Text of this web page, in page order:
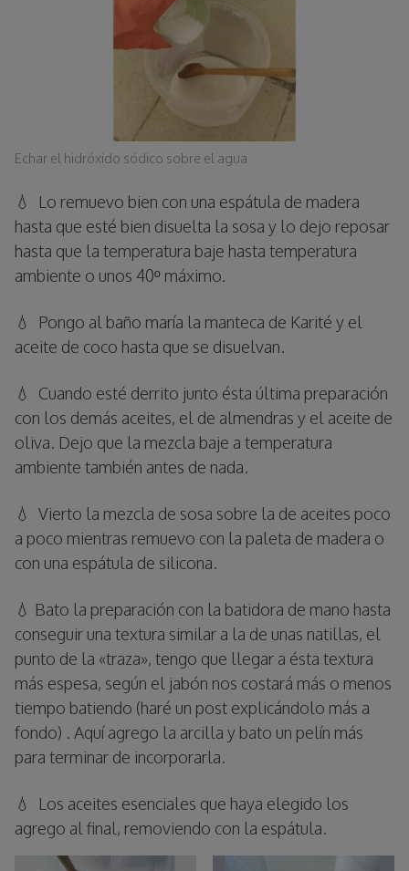
Echar el hidróxido sódico sobre el agua
💧 Lo remuevo bien con una espátula de madera
hasta que esté bien disuelta la sosa y lo dejo reposar
hasta que la temperatura baje hasta temperatura
ambiente o unos 40º máximo.
💧 Pongo al baño maría la manteca de Karité y el
aceite de coco hasta que se disuelvan.
💧 Cuando esté derrito junto ésta última preparación
con los demás aceites, el de almendras y el aceite de
oliva. Dejo que la mezcla baje a temperatura
ambiente también antes de nada.
💧 Vierto la mezcla de sosa sobre la de aceites poco
a poco mientras remuevo con la paleta de madera o
con una espátula de silicona.
💧 Bato la preparación con la batidora de mano hasta
conseguir una textura similar a la de unas natillas, el
punto de la «traza», tengo que llegar a ésta textura
más espesa, según el jabón nos costará más o menos
tiempo batiendo (haré un post explicándolo más a
fondo) . Aquí agrego la arcilla y bato un pelín más
para terminar de incorporarla.
💧 Los aceites esenciales que haya elegido los
agrego al final, removiendo con la espátula.